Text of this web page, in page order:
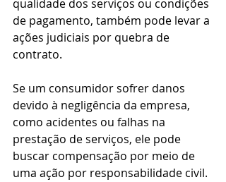
qualidade dos serviços ou condições
de pagamento, também pode levar a
ações judiciais por quebra de
contrato.
Se um consumidor sofrer danos
devido à negligência da empresa,
como acidentes ou falhas na
prestação de serviços, ele pode
buscar compensação por meio de
uma ação por responsabilidade civil.